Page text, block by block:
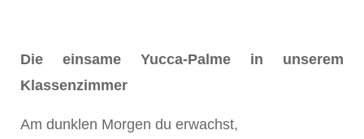
Die einsame Yucca-Palme in unserem
Klassenzimmer
Am dunklen Morgen du erwachst,